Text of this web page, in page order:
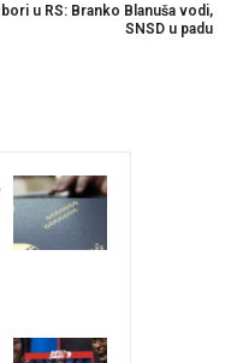
u RS: Branko Blanuša vodi,
SNSD u padu